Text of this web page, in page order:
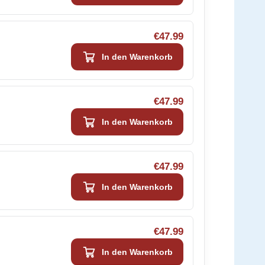
€47.99
In den Warenkorb
€47.99
In den Warenkorb
€47.99
In den Warenkorb
€47.99
In den Warenkorb